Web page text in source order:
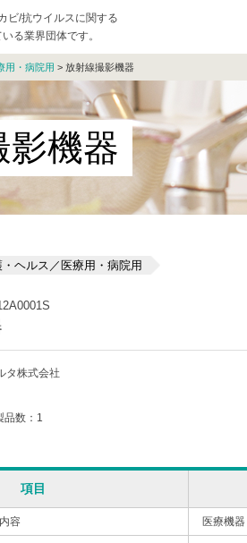
ビ/抗ウイルスに関する
る業界団体です。
用・病院用 > 放射線撮影機器
影機器
ヘルス／医療用・病院用
タ株式会社
数：1
項目
容 医療機器